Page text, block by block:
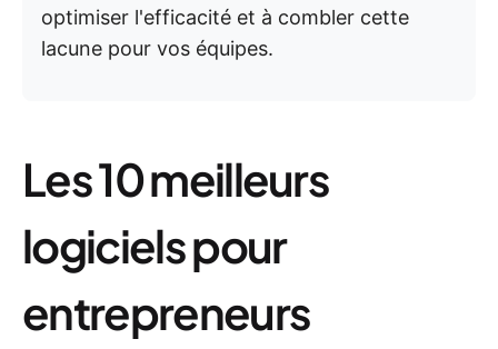
optimiser l'efficacité et à combler cette
lacune pour vos équipes.
Les 10 meilleurs
logiciels pour
entrepreneurs